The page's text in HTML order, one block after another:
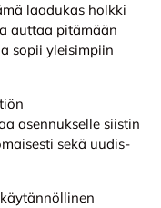
laadukas holkki
auttaa pitämään
sopii yleisimpiin
asennukselle siistin
sekä uudis-